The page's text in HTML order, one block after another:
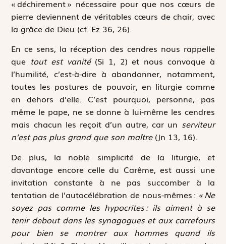
« déchirement » nécessaire pour que nos cœurs de
pierre deviennent de véritables cœurs de chair, avec
la grâce de Dieu (cf. Ez 36, 26).
En ce sens, la réception des cendres nous rappelle
que tout est vanité(Si 1, 2) et nous convoque à
l’humilité, c’est-à-dire à abandonner, notamment,
toutes les postures de pouvoir, en liturgie comme
en dehors d’elle. C’est pourquoi, personne, pas
même le pape, ne se donne à lui-même les cendres
mais chacun les reçoit d’un autre, car un serviteur
n’est pas plus grand que son maître(Jn 13, 16).
De plus, la noble simplicité de la liturgie, et
davantage encore celle du Carême, est aussi une
invitation constante à ne pas succomber à la
tentation de l’autocélébration de nous-mêmes : « Ne
soyez pas comme les hypocrites : ils aiment à se
tenir debout dans les synagogues et aux carrefours
pour bien se montrer aux hommes quand ils